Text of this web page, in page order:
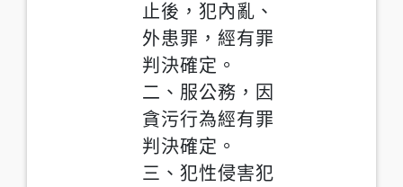
止後，犯內亂、
外患罪，經有罪
判決確定。
二、服公務，因
貪污行為經有罪
判決確定。
三、犯性侵害犯